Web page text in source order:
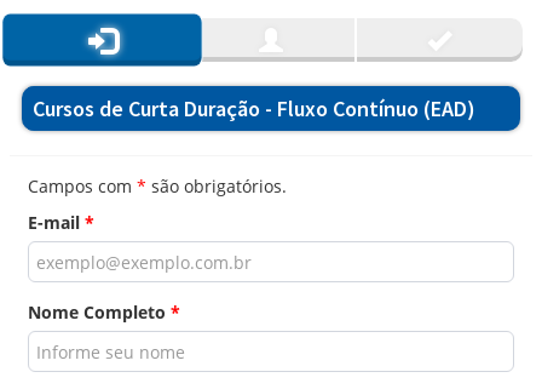
Cursos de Curta Duração - Fluxo Contínuo (EAD)
Campos com * são obrigatórios.
E-mail *
Nome Completo *